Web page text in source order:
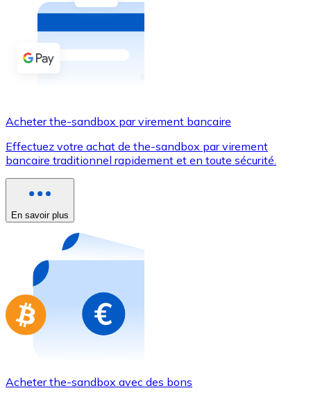
Achetez des cryptomonnaies en espèces et d'autres
Acheter avec espèces
Virement SEPA
Utilisez les cartes Visa et Mastercard pour acheter
Acheter avec carte
Nouveau
Achetez des cartes-cadeaux de vos marques
Aller à la boutique de cartes-cadeaux
Acheter the-sandbox par virement bancaire
Effectuez votre achat de the-sandbox par virement
bancaire traditionnel rapidement et en toute sécurité.
En savoir plus
Acheter the-sandbox avec des bons